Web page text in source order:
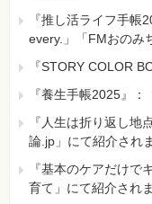
『推し活ライフ手帳
every.」「FMおのみ
『STORY COLOR
『養生手帳2025』
『人生は折り返し地
論.jp」にて紹介され
『基本のケアだけで
育て」にて紹介され